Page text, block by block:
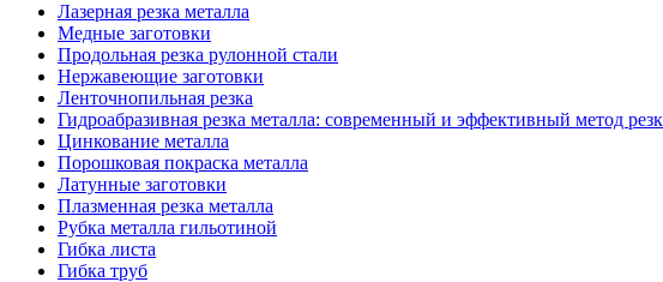
Лазерная резка металла
Медные заготовки
Продольная резка рулонной стали
Нержавеющие заготовки
Ленточнопильная резка
Гидроабразивная резка металла: современный и эффективный метод
Цинкование металла
Порошковая покраска металла
Латунные заготовки
Плазменная резка металла
Рубка металла гильотиной
Гибка листа
Гибка труб